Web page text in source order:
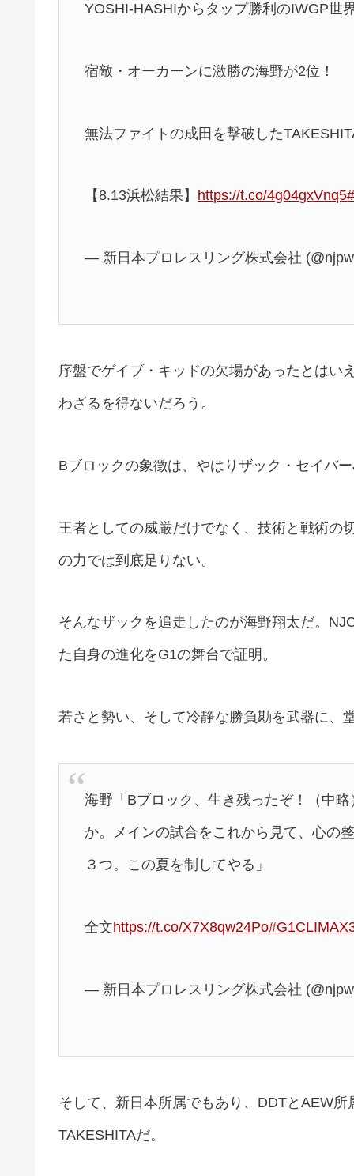
YOSHI-HASHIからタップ勝利のIWGP世
宿敵・オーカーンに激勝の海野が2位！
無法ファイトの成田を撃破した
【8.13浜松結果】 https://t.co/4g04gxVnq5
— 新日本プロレスリング株式会社
序盤でゲイブ・キッドの欠場があったとはい
わざるを得ないだろう。
Bブロックの象徴は、やはりザック・セイバ
王者としての威厳だけでなく、技術と戦術の
の力では到底足りない。
そんなザックを追走したのが海野翔太だ。
た自身の進化をG1の舞台で証明。
若さと勢い、そして冷静な勝負勘を武器に、
海野「Bブロック、生き残ったぞ！（中
か。メインの試合をこれから見て、心の
３つ。この夏を制してやる」
全文https://t.co/X7X8qw24Po
— 新日本プロレスリング株式会社
そして、新日本所属でもあり、DDTとAEW
TAKESHITAだ。